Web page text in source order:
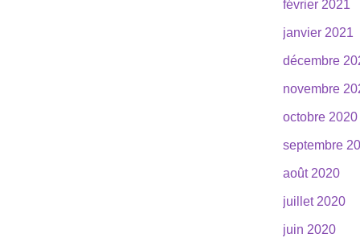
février 2021
janvier 2021
décembre
novembre
octobre 2020
septembre
août 2020
juillet 2020
juin 2020